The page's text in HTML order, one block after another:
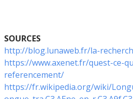
SOURCES
http://blog.lunaweb.fr/la-
https://www.axenet.fr/quest-ce-
referencement/
https://fr.wikipedia.org/wiki/